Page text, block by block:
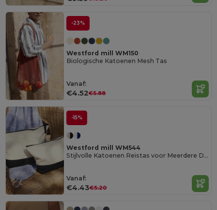
-23%
Westford mill WM150
Biologische Katoenen Mesh Tas
Vanaf:
€4.52€5.88
-15%
Westford mill WM544
Stijlvolle Katoenen Reistas voor Meerdere Doeleinden
Vanaf:
€4.43€5.20